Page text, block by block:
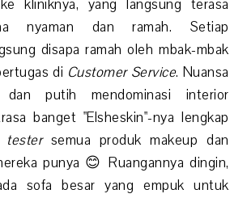
kliniknya, yang langsung terasa
nyaman dan ramah. Setiap
disapa ramah oleh mbak-mbak
di Customer Service. Nuansa
dan putih mendominasi interior
banget "Elsheskin"-nya lengkap
tester semua produk makeup dan
punya 😊 Ruangannya dingin,
sofa besar yang empuk untuk